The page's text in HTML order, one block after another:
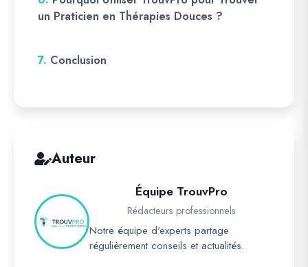
un Praticien en Thérapies Douces ?
7. Conclusion
Auteur
Équipe TrouvPro
Rédacteurs professionnels
Notre équipe d'experts partage
régulièrement conseils et actualités.